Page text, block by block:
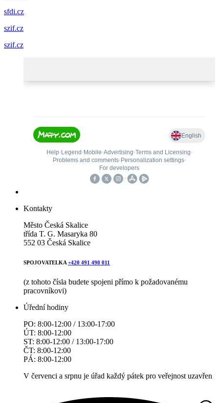
sfdi.cz
szif.cz
szif.cz
Kontakty
Město Česká Skalice
třída T. G. Masaryka 80
552 03 Česká Skalice
SPOJOVATELKA +420 491 490 011
(z tohoto čísla budete spojeni přímo k požadovanému
pracovníkovi)
Úřední hodiny
PO: 8:00-12:00 / 13:00-17:00
ÚT: 8:00-12:00
ST: 8:00-12:00 / 13:00-17:00
ČT: 8:00-12:00
PÁ: 8:00-12:00
V červenci a srpnu je úřad každý pátek pro veřejnost uzavřen